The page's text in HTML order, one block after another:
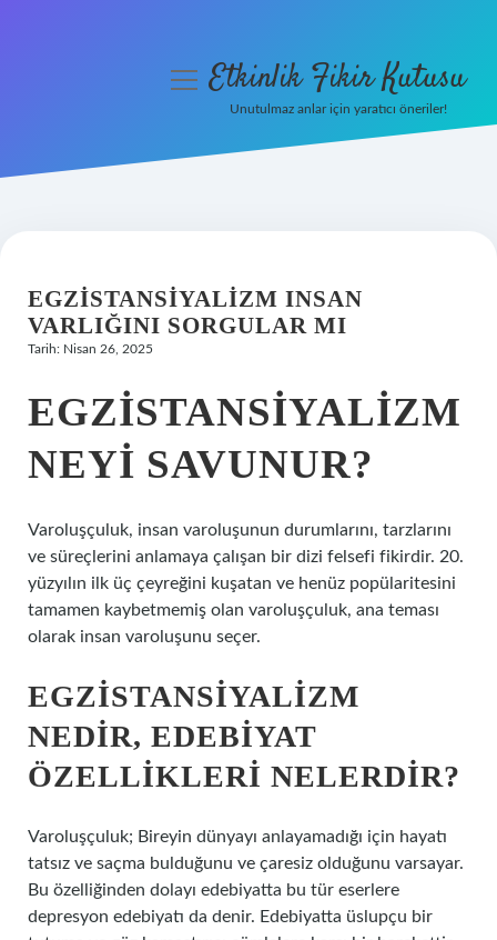
Hakkımızda
menüyüEtkinlik Fikir Kutusu
Unutulmaz anlar için yaratıcı öneriler!
EGZISTANSIYALIZM INSAN
VARLIĞINI SORGULAR MI
Tarih: Nisan 26, 2025
EGZISTANSIYALIZM
NEYI SAVUNUR?
Varoluşçuluk, insan varoluşunun durumlarını, tarzlarını
ve süreçlerini anlamaya çalışan bir dizi felsefi fikirdir. 20.
yüzyılın ilk üç çeyreğini kuşatan ve henüz popülaritesini
tamamen kaybetmemiş olan varoluşçuluk, ana teması
olarak insan varoluşunu seçer.
EGZISTANSIYALIZM
NEDIR, EDEBIYAT
ÖZELLIKLERI NELERDIR?
Varoluşçuluk; Bireyin dünyayı anlayamadığı için hayatı
tatsız ve saçma bulduğunu ve çaresiz olduğunu varsayar.
Bu özelliğinden dolayı edebiyatta bu tür eserlere
depresyon edebiyatı da denir. Edebiyatta üslupçu bir